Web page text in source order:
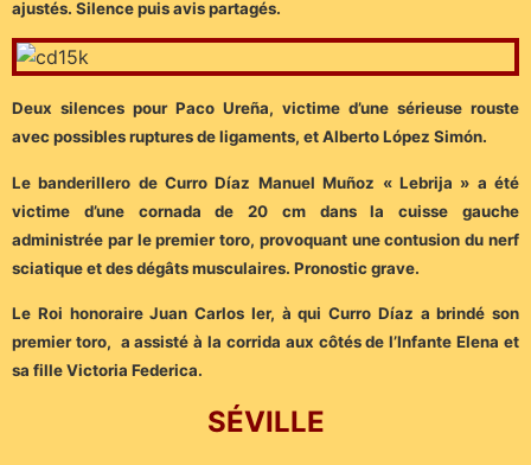
ajustés. Silence puis avis partagés.
Deux silences pour Paco Ureña, victime d’une sérieuse rouste
avec possibles ruptures de ligaments, et Alberto López Simón.
Le banderillero de Curro Díaz Manuel Muñoz « Lebrija » a été
victime d’une cornada de 20 cm dans la cuisse gauche
administrée par le premier toro, provoquant une contusion du nerf
sciatique et des dégâts musculaires. Pronostic grave.
Le Roi honoraire Juan Carlos Ier, à qui Curro Díaz a brindé son
premier toro, a assisté à la corrida aux côtés de l’Infante Elena et
sa fille Victoria Federica.
SÉVILLE